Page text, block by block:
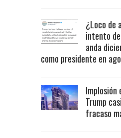
¿Loco de
intento
anda
como presidente en
Implosión
Trump
fracaso